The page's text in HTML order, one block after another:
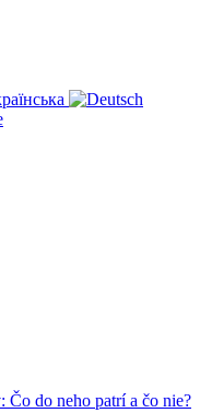
Čo do neho patrí a čo nie?